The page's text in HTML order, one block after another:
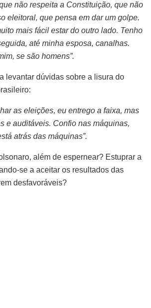
não respeita a Constituição, que não
eleitoral, que pensa em dar um golpe.
mais fácil estar do outro lado. Tenho
até minha esposa, canalhas.
se são homens”.
levantar dúvidas sobre a lisura do
as eleições, eu entrego a faixa, mas
e auditáveis. Confio nas máquinas,
atrás das máquinas”.
além de espernear? Estuprar a
se a aceitar os resultados das
desfavoráveis?